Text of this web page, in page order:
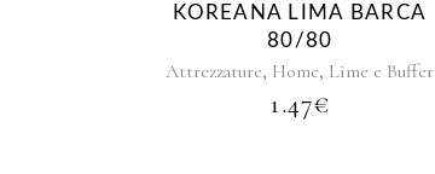
KOREANA LIMA BARCA
80/80
Attrezzature, Home, Lime e Buffer
1.47€